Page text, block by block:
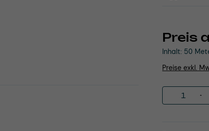
Preis
Inhalt: 50
Preise exkl.